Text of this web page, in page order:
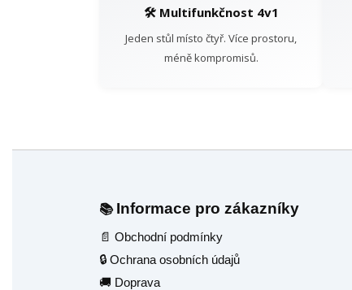
🛠️ Multifunkčnost 4v1
Jeden stůl místo čtyř. Více prostoru,
méně kompromisů.
📚 Informace pro zákazníky
📄 Obchodní podmínky
🔒 Ochrana osobních údajů
🚚 Doprava